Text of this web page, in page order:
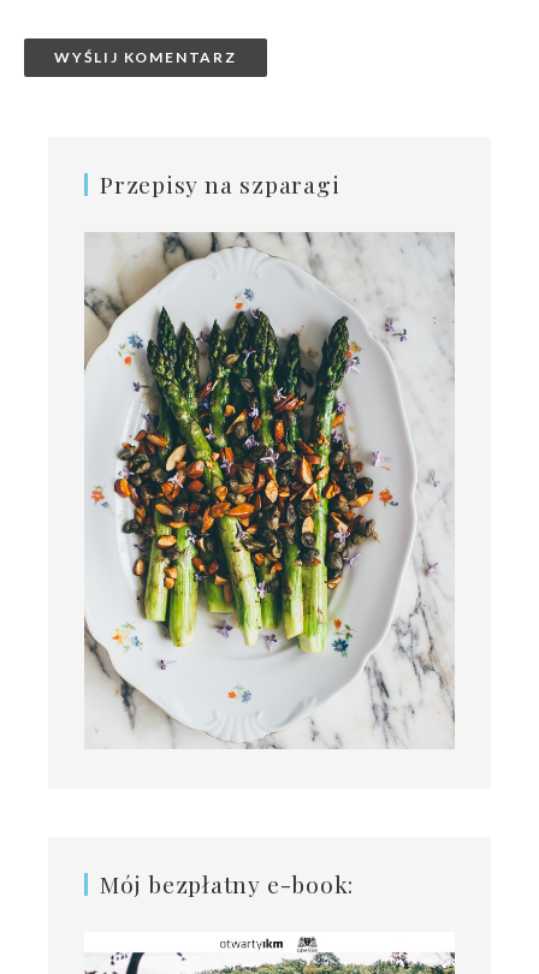
Przepisy na szparagi
Mój bezpłatny e-book: